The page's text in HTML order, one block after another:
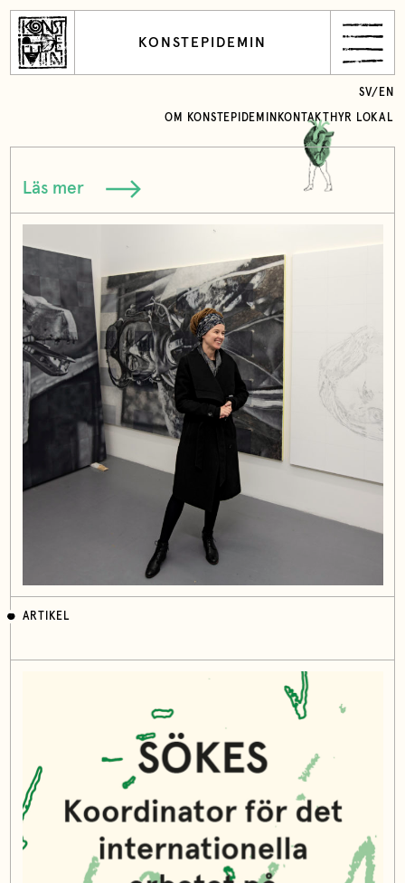
KONSTEPIDEMIN
OM KONSTEPIDEMIN KONTAKT HYR LOKAL
SV/ EN
ARTIKEL
Läs mer